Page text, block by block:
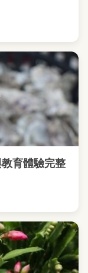
育體驗完整